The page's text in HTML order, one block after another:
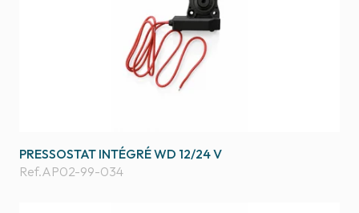
PRESSOSTAT INTÉGRÉ WD 12/24 V
Ref.AP02-99-034